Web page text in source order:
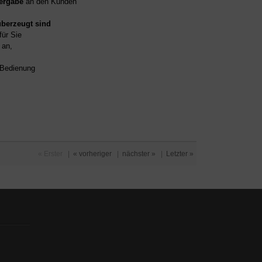
sind
Sie
an,
| « vorheriger | nächster » | Letzter »